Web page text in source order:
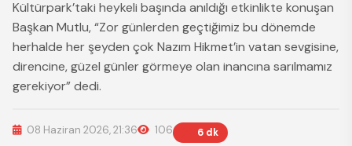
Kültürpark’taki heykeli başında anıldığı etkinlikte konuşan
Başkan Mutlu, “Zor günlerden geçtiğimiz bu dönemde
herhalde her şeyden çok Nazım Hikmet’in vatan sevgisine,
direncine, güzel günler görmeye olan inancına sarılmamız
gerekiyor” dedi.
08 Haziran 2026, 21:36 106 6 dk